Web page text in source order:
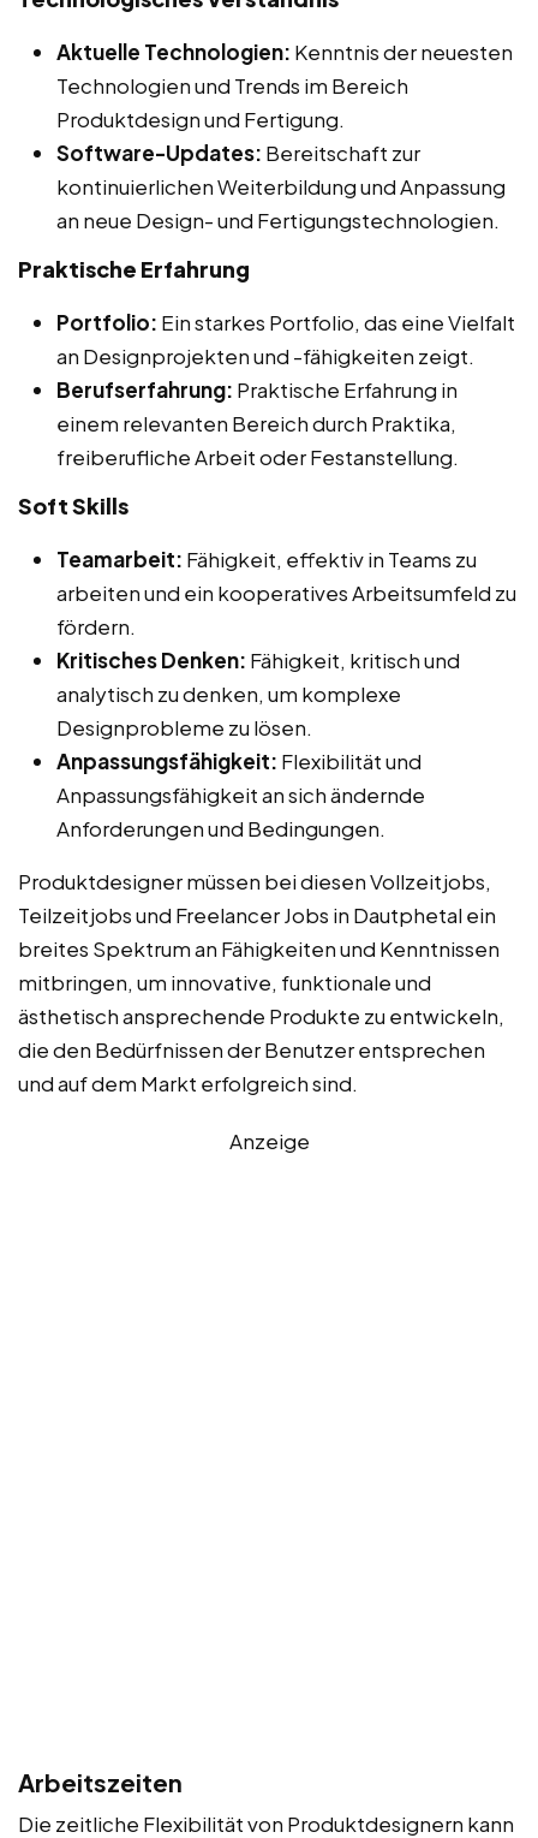
Aktuelle Technologien: Kenntnis der neuesten
Technologien und Trends im Bereich
Produktdesign und Fertigung.
Software-Updates: Bereitschaft zur
kontinuierlichen Weiterbildung und Anpassung
an neue Design- und Fertigungstechnologien.
Praktische Erfahrung
Portfolio: Ein starkes Portfolio, das eine Vielfalt
an Designprojekten und -fähigkeiten zeigt.
Berufserfahrung: Praktische Erfahrung in
einem relevanten Bereich durch Praktika,
freiberufliche Arbeit oder Festanstellung.
Soft Skills
Teamarbeit: Fähigkeit, effektiv in Teams zu
arbeiten und ein kooperatives Arbeitsumfeld zu
fördern.
Kritisches Denken: Fähigkeit, kritisch und
analytisch zu denken, um komplexe
Designprobleme zu lösen.
Anpassungsfähigkeit: Flexibilität und
Anpassungsfähigkeit an sich ändernde
Anforderungen und Bedingungen.
Produktdesigner müssen bei diesen Vollzeitjobs,
Teilzeitjobs und Freelancer Jobs in Dautphetal ein
breites Spektrum an Fähigkeiten und Kenntnissen
mitbringen, um innovative, funktionale und
ästhetisch ansprechende Produkte zu entwickeln,
die den Bedürfnissen der Benutzer entsprechen
und auf dem Markt erfolgreich sind.
Anzeige
Arbeitszeiten
Die zeitliche Flexibilität von Produktdesignern kann